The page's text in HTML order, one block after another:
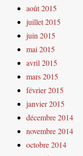
août 2015
juillet 2015
juin 2015
mai 2015
avril 2015
mars 2015
février 2015
janvier 2015
décembre 2014
novembre 2014
octobre 2014